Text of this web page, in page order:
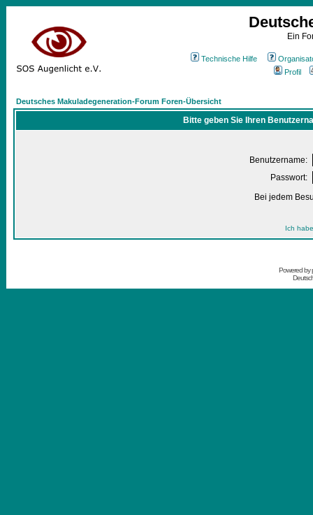
Ein
Technische Hilfe
Profil
Deutsches Makuladegeneration-Forum Foren-Übersicht
Bitte geben Sie Ihren
Benutzername:
Passwort:
Bei jedem
Ich
Powered by